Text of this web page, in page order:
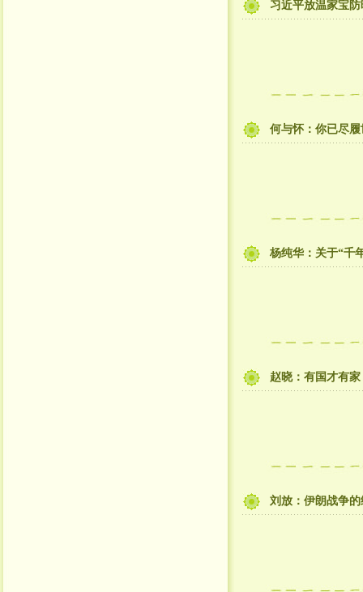
习近平放温家宝
何与怀：你已尽
杨纯华：关于“千
赵晓：有国才有
刘放：伊朗战争